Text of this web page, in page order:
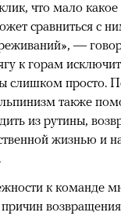
что мало какое
сравниться с
—
к горам
слишком просто.
также
из рутины,
жизнью и
к команде